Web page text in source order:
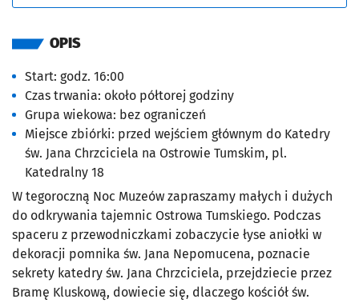
OPIS
Start: godz. 16:00
Czas trwania: około półtorej godziny
Grupa wiekowa: bez ograniczeń
Miejsce zbiórki: przed wejściem głównym do Katedry
św. Jana Chrzciciela na Ostrowie Tumskim, pl.
Katedralny 18
W tegoroczną Noc Muzeów zapraszamy małych i dużych
do odkrywania tajemnic Ostrowa Tumskiego. Podczas
spaceru z przewodniczkami zobaczycie łyse aniołki w
dekoracji pomnika św. Jana Nepomucena, poznacie
sekrety katedry św. Jana Chrzciciela, przejdziecie przez
Bramę Kluskową, dowiecie się, dlaczego kościół św.